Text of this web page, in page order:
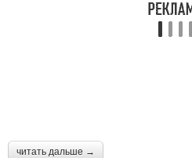
читать дальше →